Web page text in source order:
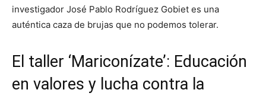
investigador José Pablo Rodríguez Gobiet es una
auténtica caza de brujas que no podemos tolerar.
El taller ‘Mariconízate’: Educación
en valores y lucha contra la